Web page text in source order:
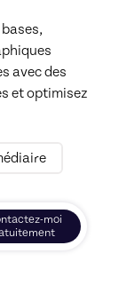
avec des
et optimisez
moi